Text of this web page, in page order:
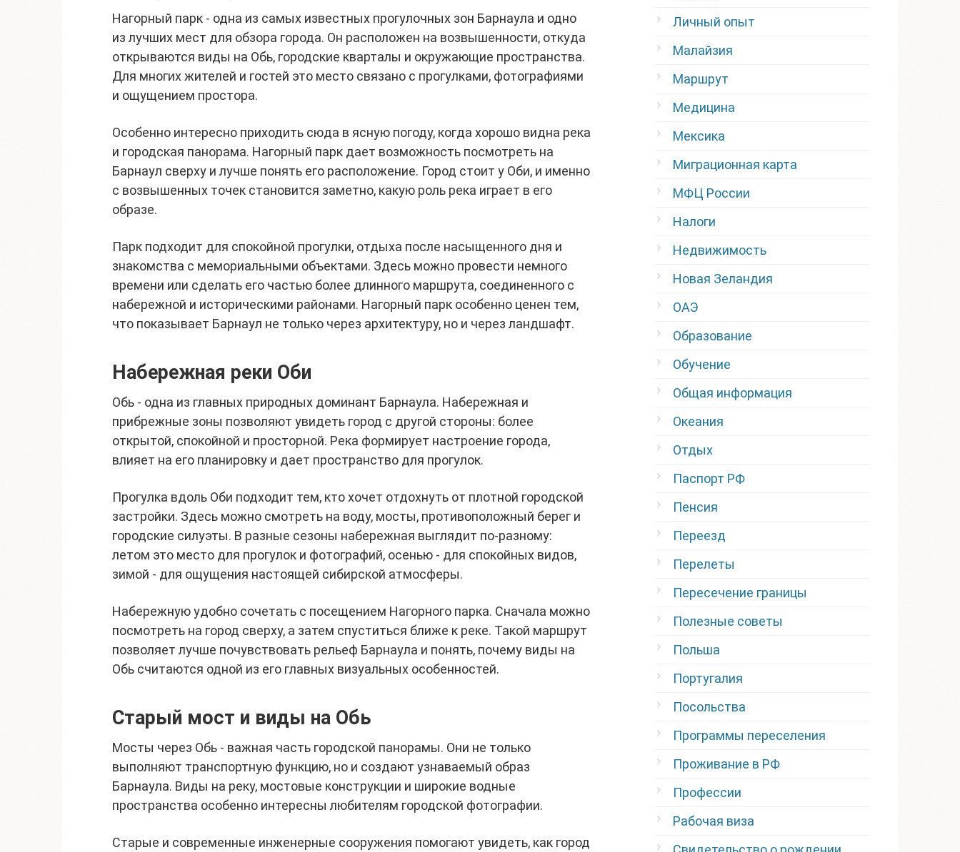
Нагорный парк - одна из самых известных прогулочных зон Барнаула и одно
из лучших мест для обзора города. Он расположен на возвышенности, откуда
открываются виды на Обь, городские кварталы и окружающие пространства.
Для многих жителей и гостей это место связано с прогулками, фотографиями
и ощущением простора.
Особенно интересно приходить сюда в ясную погоду, когда хорошо видна река
и городская панорама. Нагорный парк дает возможность посмотреть на
Барнаул сверху и лучше понять его расположение. Город стоит у Оби, и именно
с возвышенных точек становится заметно, какую роль река играет в его
образе.
Парк подходит для спокойной прогулки, отдыха после насыщенного дня и
знакомства с мемориальными объектами. Здесь можно провести немного
времени или сделать его частью более длинного маршрута, соединенного с
набережной и историческими районами. Нагорный парк особенно ценен тем,
что показывает Барнаул не только через архитектуру, но и через ландшафт.
Набережная реки Оби
Обь - одна из главных природных доминант Барнаула. Набережная и
прибрежные зоны позволяют увидеть город с другой стороны: более
открытой, спокойной и просторной. Река формирует настроение города,
влияет на его планировку и дает пространство для прогулок.
Прогулка вдоль Оби подходит тем, кто хочет отдохнуть от плотной городской
застройки. Здесь можно смотреть на воду, мосты, противоположный берег и
городские силуэты. В разные сезоны набережная выглядит по-разному:
летом это место для прогулок и фотографий, осенью - для спокойных видов,
зимой - для ощущения настоящей сибирской атмосферы.
Набережную удобно сочетать с посещением Нагорного парка. Сначала можно
посмотреть на город сверху, а затем спуститься ближе к реке. Такой маршрут
позволяет лучше почувствовать рельеф Барнаула и понять, почему виды на
Обь считаются одной из его главных визуальных особенностей.
Старый мост и виды на Обь
Мосты через Обь - важная часть городской панорамы. Они не только
выполняют транспортную функцию, но и создают узнаваемый образ
Барнаула. Виды на реку, мостовые конструкции и широкие водные
пространства особенно интересны любителям городской фотографии.
Старые и современные инженерные сооружения помогают увидеть, как город
Личный опыт
Малайзия
Маршрут
Медицина
Мексика
Миграционная карта
МФЦ России
Налоги
Недвижимость
Новая Зеландия
ОАЭ
Образование
Обучение
Общая информация
Океания
Отдых
Паспорт РФ
Пенсия
Переезд
Перелеты
Пересечение границы
Полезные советы
Польша
Португалия
Посольства
Программы переселения
Проживание в РФ
Профессии
Рабочая виза